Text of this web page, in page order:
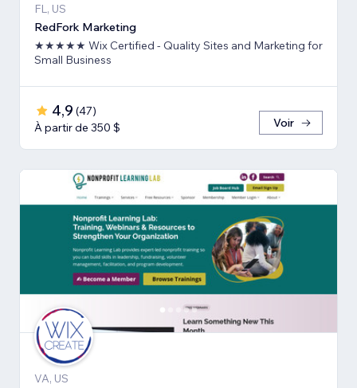
FL, US
RedFork Marketing
★★★★★ Wix Certified - Quality Sites and Marketing for
Small Business
4,9 (47)
À partir de 350 $
Voir
VA, US